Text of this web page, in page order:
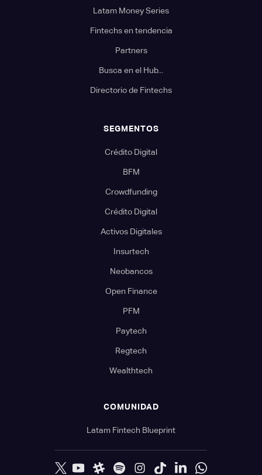
Latam Money Series
Fintechs en tendencia
Partners
Busca en el Hub...
Directorio de Fintechs
SEGMENTOS
Crédito Digital
BFM
Crowdfunding
Crédito Digital
Activos Digitales
Insurtech
Neobancos
Open Finance
PFM
Paytech
Regtech
Wealthtech
COMUNIDAD
Latam Fintech Blueprint